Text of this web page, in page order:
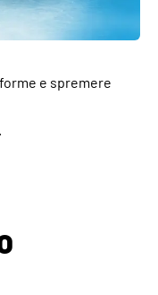
e spremere